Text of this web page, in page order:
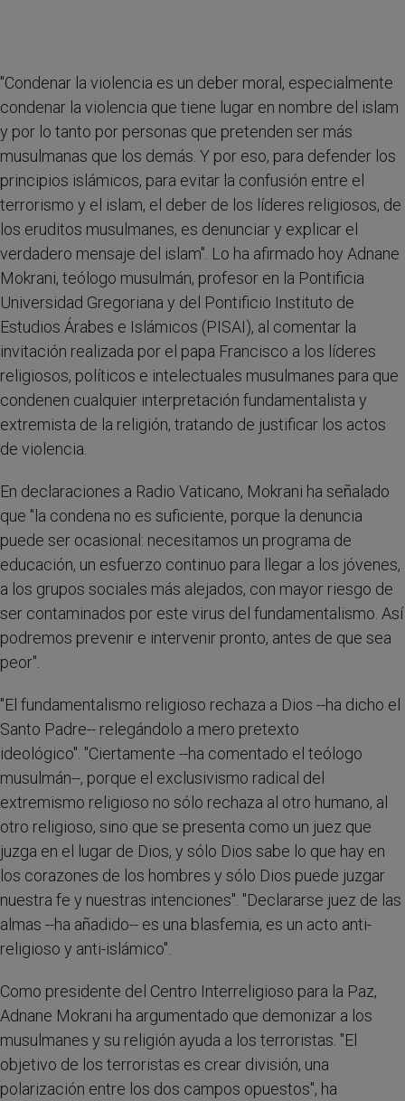
"Condenar la violencia es un deber moral, especialmente
condenar la violencia que tiene lugar en nombre del islam
y por lo tanto por personas que pretenden ser más
musulmanas que los demás. Y por eso, para defender los
principios islámicos, para evitar la confusión entre el
terrorismo y el islam, el deber de los líderes religiosos, de
los eruditos musulmanes, es denunciar y explicar el
verdadero mensaje del islam". Lo ha afirmado hoy Adnane
Mokrani, teólogo musulmán, profesor en la Pontificia
Universidad Gregoriana y del Pontificio Instituto de
Estudios Árabes e Islámicos (PISAI), al comentar la
invitación realizada por el papa Francisco a los líderes
religiosos, políticos e intelectuales musulmanes para que
condenen cualquier interpretación fundamentalista y
extremista de la religión, tratando de justificar los actos
de violencia.
En declaraciones a Radio Vaticano, Mokrani ha señalado
que "la condena no es suficiente, porque la denuncia
puede ser ocasional: necesitamos un programa de
educación, un esfuerzo continuo para llegar a los jóvenes,
a los grupos sociales más alejados, con mayor riesgo de
ser contaminados por este virus del fundamentalismo. Así
podremos prevenir e intervenir pronto, antes de que sea
peor".
"El fundamentalismo religioso rechaza a Dios --ha dicho el
Santo Padre-- relegándolo a mero pretexto
ideológico". "Ciertamente --ha comentado el teólogo
musulmán--, porque el exclusivismo radical del
extremismo religioso no sólo rechaza al otro humano, al
otro religioso, sino que se presenta como un juez que
juzga en el lugar de Dios, y sólo Dios sabe lo que hay en
los corazones de los hombres y sólo Dios puede juzgar
nuestra fe y nuestras intenciones". "Declararse juez de las
almas --ha añadido-- es una blasfemia, es un acto anti-
religioso y anti-islámico".
Como presidente del Centro Interreligioso para la Paz,
Adnane Mokrani ha argumentado que demonizar a los
musulmanes y su religión ayuda a los terroristas. "El
objetivo de los terroristas es crear división, una
polarización entre los dos campos opuestos", ha